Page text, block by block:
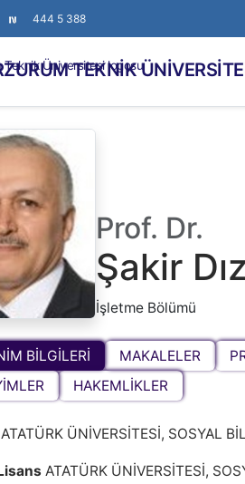
444 5 388
TEKNİK
Prof. Dr.
Şakir
İşletme Bölümü
BİLGİLERİ MAKALELER
HAKEMLİKLER
ATATÜRK ÜNİVERSİTESİ, SOSYAL
ATATÜRK ÜNİVERSİTESİ,